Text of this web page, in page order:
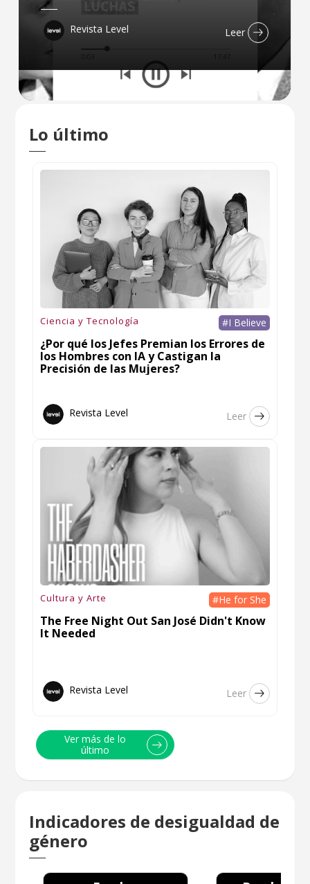
Revista Level Leer
Lo último
Ciencia y Tecnología #I Believe
¿Por qué los Jefes Premian los Errores de
los Hombres con IA y Castigan la
Precisión de las Mujeres?
Revista Level Leer
Cultura y Arte #He for She
The Free Night Out San José Didn't Know
It Needed
Revista Level Leer
Ver más de lo
último
Indicadores de desigualdad de
género